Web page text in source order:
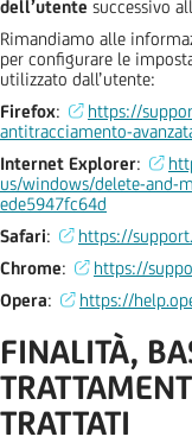
dell’utente successivo
Rimandiamo alle
per configurare le
utilizzato dall’utente:
Firefox:
https://
antitracciamento-
Internet Explorer:
us/windows/delete-and-
ede5947fc64d
Safari:
https://
Chrome:
https://
Opera: https://
FINALITÀ,
TRATTATI